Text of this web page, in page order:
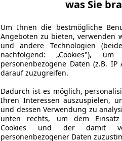
was Sie
Um Ihnen die bestmögliche
Angeboten zu bieten, verwenden
und andere Technologien
nachfolgend: „Cookies"), um
personenbezogene Daten (z.B.
darauf zuzugreifen.
Dadurch ist es möglich,
Ihren Interessen auszuspielen,
und dessen Verwendung zu
unten rechts, um dem Einsatz
Cookies und der damit
personenbezogener Daten